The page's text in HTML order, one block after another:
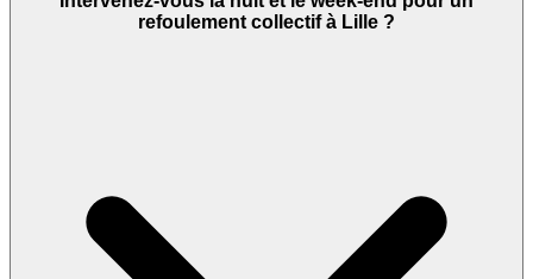
refoulement collectif à Lille ?